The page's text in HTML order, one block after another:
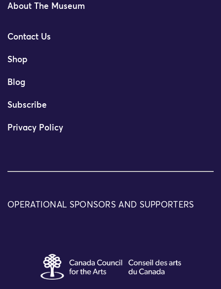
About The Museum
Contact Us
Shop
Blog
Subscribe
Privacy Policy
OPERATIONAL SPONSORS AND SUPPORTERS